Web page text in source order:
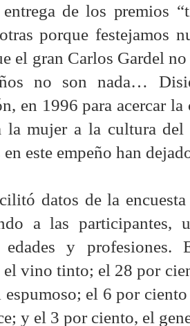
entrega de los premios
porque festejamos
el gran Carlos Gardel no
no son nada…
en 1996 para acercar
la mujer a la cultura
este empeño han
datos de la
a las participantes,
edades y
el vino tinto; el 28 por
espumoso; el 6 por
y el 3 por ciento, el